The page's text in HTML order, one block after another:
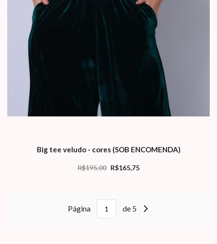
Big tee veludo - cores (SOB ENCOMENDA)
R$195,00 R$165,75
Página de 5